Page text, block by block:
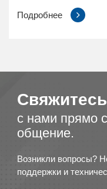
Подробнее
Свяжитесь
с нами прямо
общение.
Возникли вопросы?
поддержки и